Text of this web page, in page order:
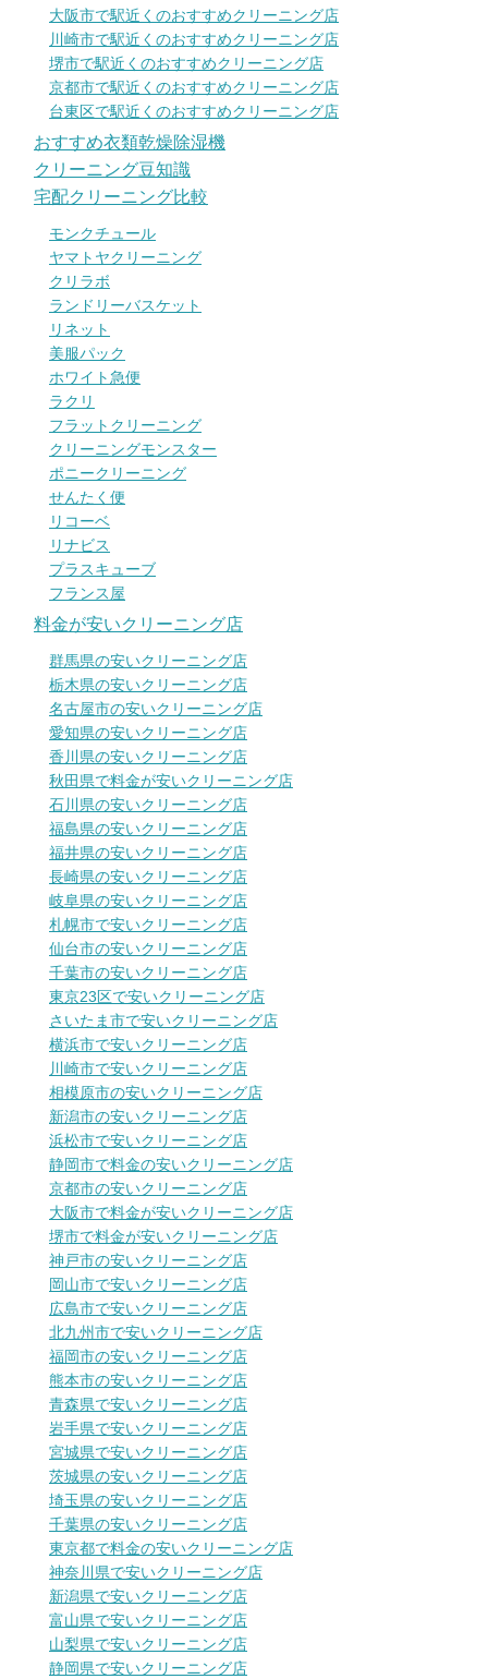
大阪市で駅近くのおすすめクリーニング店
川崎市で駅近くのおすすめクリーニング店
堺市で駅近くのおすすめクリーニング店
京都市で駅近くのおすすめクリーニング店
台東区で駅近くのおすすめクリーニング店
おすすめ衣類乾燥除湿機
クリーニング豆知識
宅配クリーニング比較
モンクチュール
ヤマトヤクリーニング
クリラボ
ランドリーバスケット
リネット
美服パック
ホワイト急便
ラクリ
フラットクリーニング
クリーニングモンスター
ポニークリーニング
せんたく便
リコーベ
リナビス
プラスキューブ
フランス屋
料金が安いクリーニング店
群馬県の安いクリーニング店
栃木県の安いクリーニング店
名古屋市の安いクリーニング店
愛知県の安いクリーニング店
香川県の安いクリーニング店
秋田県で料金が安いクリーニング店
石川県の安いクリーニング店
福島県の安いクリーニング店
福井県の安いクリーニング店
長崎県の安いクリーニング店
岐阜県の安いクリーニング店
札幌市で安いクリーニング店
仙台市の安いクリーニング店
千葉市の安いクリーニング店
東京23区で安いクリーニング店
さいたま市で安いクリーニング店
横浜市で安いクリーニング店
川崎市で安いクリーニング店
相模原市の安いクリーニング店
新潟市の安いクリーニング店
浜松市で安いクリーニング店
静岡市で料金の安いクリーニング店
京都市の安いクリーニング店
大阪市で料金が安いクリーニング店
堺市で料金が安いクリーニング店
神戸市の安いクリーニング店
岡山市で安いクリーニング店
広島市で安いクリーニング店
北九州市で安いクリーニング店
福岡市の安いクリーニング店
熊本市の安いクリーニング店
青森県で安いクリーニング店
岩手県で安いクリーニング店
宮城県で安いクリーニング店
茨城県の安いクリーニング店
埼玉県の安いクリーニング店
千葉県の安いクリーニング店
東京都で料金の安いクリーニング店
神奈川県で安いクリーニング店
新潟県で安いクリーニング店
富山県で安いクリーニング店
山梨県で安いクリーニング店
静岡県で安いクリーニング店